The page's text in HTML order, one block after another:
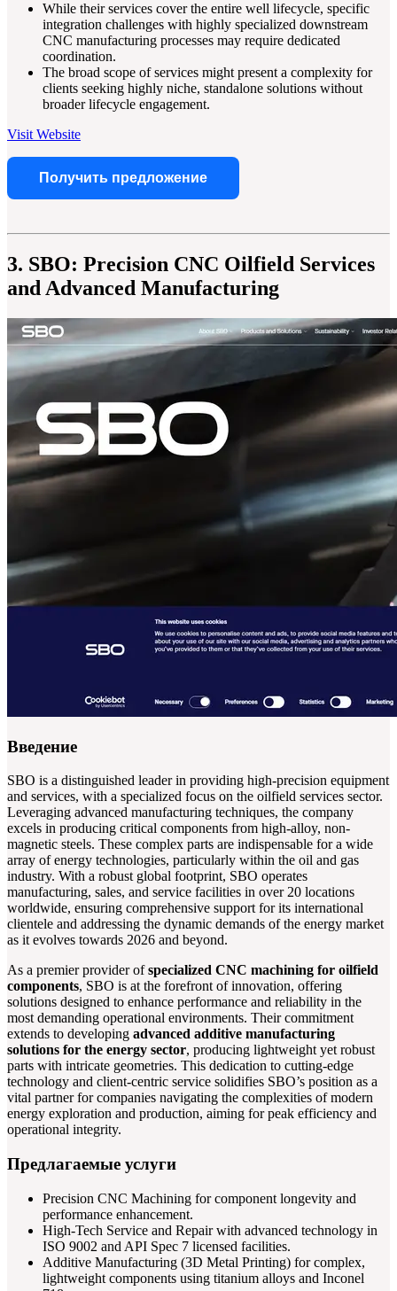
While their services cover the entire well lifecycle, specific
integration challenges with highly specialized downstream
CNC manufacturing processes may require dedicated
coordination.
The broad scope of services might present a complexity for
clients seeking highly niche, standalone solutions without
broader lifecycle engagement.
Visit Website
Получить предложение
3. SBO: Precision CNC Oilfield Services
and Advanced Manufacturing
Введение
SBO is a distinguished leader in providing high-precision equipment
and services, with a specialized focus on the oilfield services sector.
Leveraging advanced manufacturing techniques, the company
excels in producing critical components from high-alloy, non-
magnetic steels. These complex parts are indispensable for a wide
array of energy technologies, particularly within the oil and gas
industry. With a robust global footprint, SBO operates
manufacturing, sales, and service facilities in over 20 locations
worldwide, ensuring comprehensive support for its international
clientele and addressing the dynamic demands of the energy market
as it evolves towards 2026 and beyond.
As a premier provider ofspecialized CNC machining for oilfield
components, SBO is at the forefront of innovation, offering
solutions designed to enhance performance and reliability in the
most demanding operational environments. Their commitment
extends to developing advanced additive manufacturing
solutions for the energy sector, producing lightweight yet robust
parts with intricate geometries. This dedication to cutting-edge
technology and client-centric service solidifies SBO’s position as a
vital partner for companies navigating the complexities of modern
energy exploration and production, aiming for peak efficiency and
operational integrity.
Предлагаемые услуги
Precision CNC Machining for component longevity and
performance enhancement.
High-Tech Service and Repair with advanced technology in
ISO 9002 and API Spec 7 licensed facilities.
Additive Manufacturing (3D Metal Printing) for complex,
lightweight components using titanium alloys and Inconel